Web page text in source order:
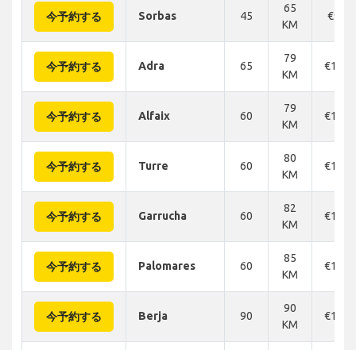
今予約する Sorbas 45
65
KM
€94
今予約する Adra 65
79
KM
€110
今予約する Alfaix 60
79
KM
€118
今予約する Turre 60
80
KM
€120
今予約する Garrucha 60
82
KM
€125
今予約する Palomares 60
85
KM
€134
今予約する Berja 90
90
KM
€116